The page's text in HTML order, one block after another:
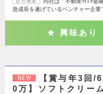
会社概要
急成長を遂げているベンチャー企業
興味あり
NEW
【賞与年3回
0万】ソフトクリー